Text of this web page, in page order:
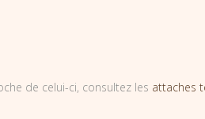
de celui-ci, consultez les attaches